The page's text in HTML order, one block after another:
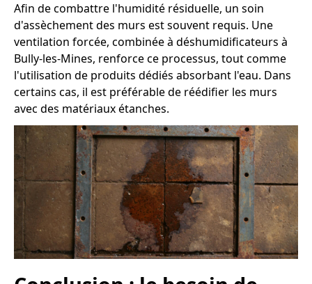
Afin de combattre l'humidité résiduelle, un soin
d'assèchement des murs est souvent requis. Une
ventilation forcée, combinée à déshumidificateurs à
Bully-les-Mines, renforce ce processus, tout comme
l'utilisation de produits dédiés absorbant l'eau. Dans
certains cas, il est préférable de réédifier les murs
avec des matériaux étanches.